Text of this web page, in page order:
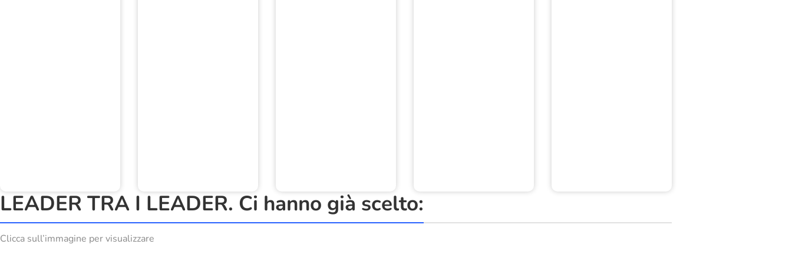
LEADER TRA I LEADER. Ci hanno già scelto:
Clicca sull’immagine per visualizzare